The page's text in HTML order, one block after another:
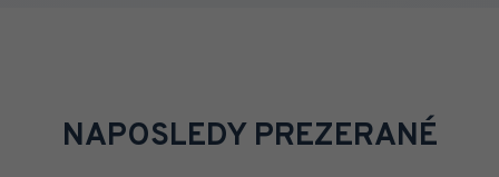
NAPOSLEDY PREZERANÉ